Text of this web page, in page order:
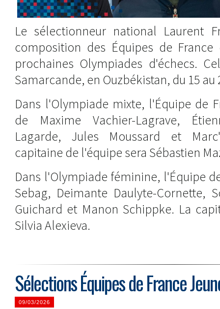
Le sélectionneur national Laurent
composition des Équipes de
prochaines Olympiades d'échecs.
Samarcande, en Ouzbékistan, du 15 au
Dans l'Olympiade mixte, l'Équipe de
de Maxime Vachier-Lagrave,
Lagarde, Jules Moussard et
capitaine de l'équipe sera Sébastien
Dans l'Olympiade féminine, l'Équipe
Sebag, Deimante Daulyte-Cornette,
Guichard et Manon Schippke. La
Silvia Alexieva.
Sélections Équipes de France
09/03/2026